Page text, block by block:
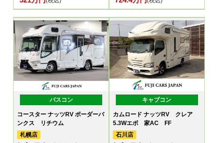
バスコン
コースター ナッツRV ボーダーバ
ンクス リチウム
札幌店
キャブコン
カムロード ナッツRV クレア
5.3Wエボ 家AC FF
石川店